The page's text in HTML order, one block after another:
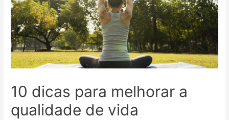
10 dicas para melhorar a
qualidade de vida